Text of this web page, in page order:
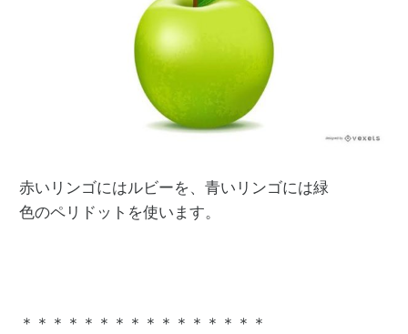
赤いリンゴにはルビーを、青いリンゴには緑
色のペリドットを使います。
＊＊＊＊＊＊＊＊＊＊＊＊＊＊＊＊